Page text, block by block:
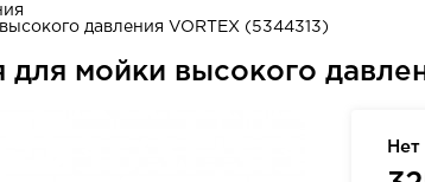
давления VORTEX (5344313)
для мойки высокого